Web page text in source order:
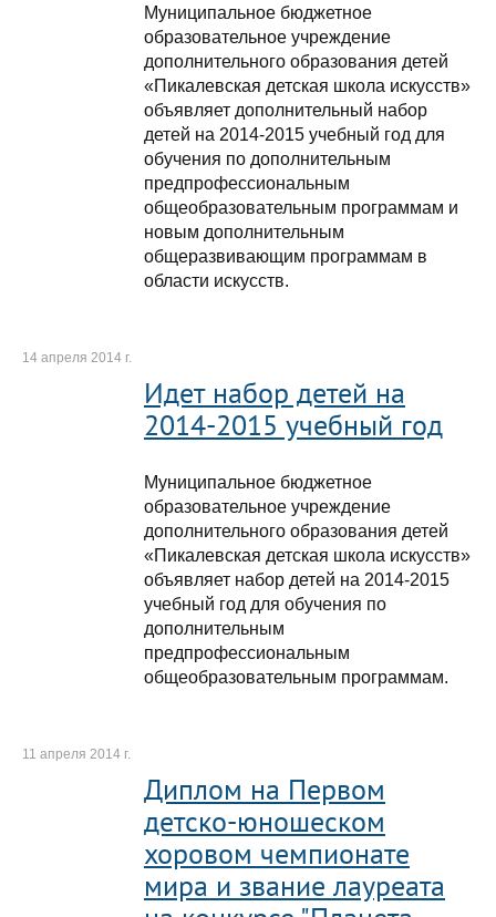
Муниципальное бюджетное
образовательное учреждение
дополнительного образования детей
«Пикалевская детская школа искусств»
объявляет дополнительный набор
детей на 2014-2015 учебный год для
обучения по дополнительным
предпрофессиональным
общеобразовательным программам и
новым дополнительным
общеразвивающим программам в
области искусств.
14 апреля 2014 г.
Идет набор детей на
2014-2015 учебный год
Муниципальное бюджетное
образовательное учреждение
дополнительного образования детей
«Пикалевская детская школа искусств»
объявляет набор детей на 2014-2015
учебный год для обучения по
дополнительным
предпрофессиональным
общеобразовательным программам.
11 апреля 2014 г.
Диплом на Первом
детско-юношеском
хоровом чемпионате
мира и звание лауреата